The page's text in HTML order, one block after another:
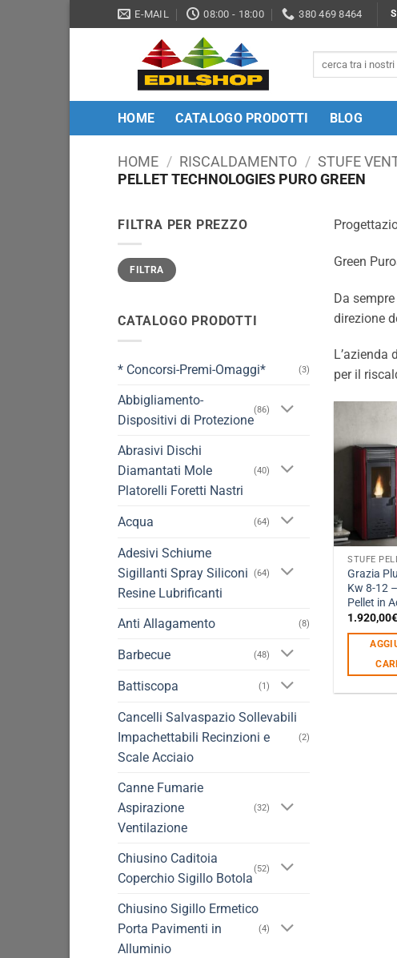
ai
E-MAIL 08:00 - 18:00 380 469 8464
HOME CATALOGO PRODOTTI BLOG
HOME / RISCALDAMENTO / STUFE
PELLET TECHNOLOGIES PURO GREEN
FILTRA PER PREZZO
Prezzo
Min
Prezzo
MaxFILTRA
CATALOGO PRODOTTI
* Concorsi-Premi-Omaggi* (3)
Abbigliamento-
Dispositivi di Protezione
(86)
Abrasivi Dischi
Diamantati Mole
Platorelli Foretti Nastri
(40)
Acqua (64)
Adesivi Schiume
Sigillanti Spray Siliconi
Resine Lubrificanti
(64)
Anti Allagamento (8)
Barbecue (48)
Battiscopa (1)
Cancelli Salvaspazio Sollevabili
Impachettabili Recinzioni e
Scale Acciaio
(2)
Canne Fumarie
Aspirazione
Ventilazione
(32)
Chiusino Caditoia
Coperchio Sigillo Botola
(52)
Chiusino Sigillo Ermetico
Porta Pavimenti in
Alluminio
(4)
Green
Da
direzione
L’azienda
per il
Grazia
Kw 8-12
Pellet in
1.920,00€